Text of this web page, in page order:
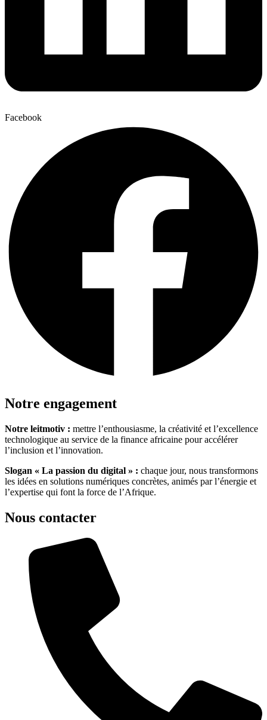
Facebook
Notre engagement
Notre leitmotiv : mettre l’enthousiasme, la créativité et l’excellence
technologique au service de la finance africaine pour accélérer
l’inclusion et l’innovation.
Slogan « La passion du digital » : chaque jour, nous transformons
les idées en solutions numériques concrètes, animés par l’énergie et
l’expertise qui font la force de l’Afrique.
Nous contacter